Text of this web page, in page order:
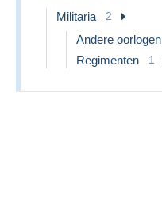
Militaria 2
Andere oorlogen
Regimenten 1